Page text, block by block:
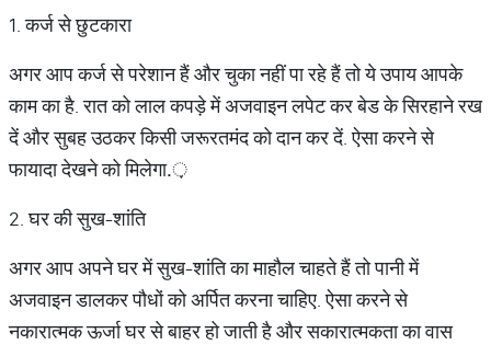
1. कर्ज से छुटकारा
अगर आप कर्ज से परेशान हैं और चुका नहीं पा रहे हैं तो ये उपाय आपके
काम का है. रात को लाल कपड़े में अजवाइन लपेट कर बेड के सिरहाने रख
दें और सुबह उठकर किसी जरूरतमंद को दान कर दें. ऐसा करने से
फायादा देखने को मिलेगा.़
2. घर की सुख-शांति
अगर आप अपने घर में सुख-शांति का माहौल चाहते हैं तो पानी में
अजवाइन डालकर पौधों को अर्पित करना चाहिए. ऐसा करने से
नकारात्मक ऊर्जा घर से बाहर हो जाती है और सकारात्मकता का वास